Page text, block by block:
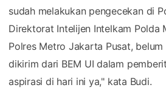
sudah melakukan pengecekan di
Direktorat Intelijen Intelkam Polda
Polres Metro Jakarta Pusat,
dikirim dari BEM UI dalam
aspirasi di hari ini ya," kata Budi.